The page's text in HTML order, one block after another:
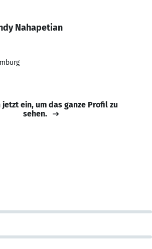
Nahapetian
jetzt ein, um das ganze Profil zu
sehen.